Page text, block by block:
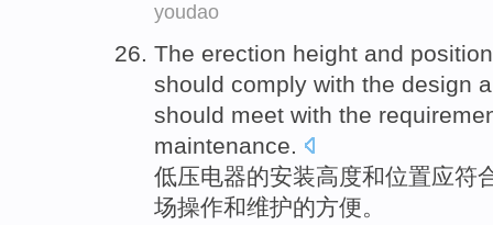
youdao
The erection height and position
should comply with the design
should meet with the
maintenance.
低压电器的安装高度和位置应符
场操作和维护的方便。